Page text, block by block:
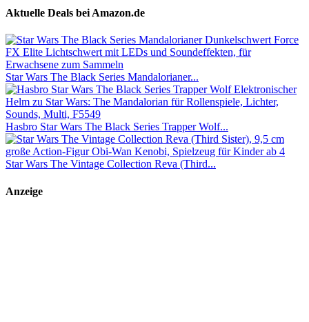
Aktuelle Deals bei Amazon.de
Star Wars The Black Series Mandalorianer...
Hasbro Star Wars The Black Series Trapper Wolf...
Star Wars The Vintage Collection Reva (Third...
Anzeige